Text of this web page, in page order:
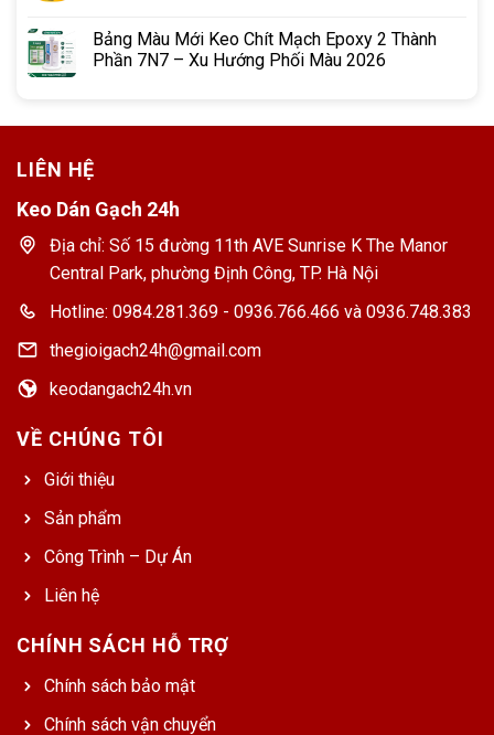
Bảng Màu Mới Keo Chít Mạch Epoxy 2 Thành
Phần 7N7 – Xu Hướng Phối Màu 2026
LIÊN HỆ
Keo Dán Gạch 24h
Địa chỉ: Số 15 đường 11th AVE Sunrise K The Manor
Central Park, phường Định Công, TP. Hà Nội
Hotline: 0984.281.369 - 0936.766.466 và 0936.748.383
thegioigach24h@gmail.com
keodangach24h.vn
VỀ CHÚNG TÔI
Giới thiệu
Sản phẩm
Công Trình – Dự Án
Liên hệ
CHÍNH SÁCH HỖ TRỢ
Chính sách bảo mật
Chính sách vận chuyển